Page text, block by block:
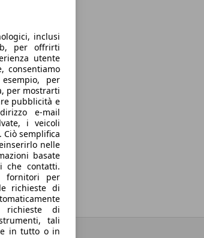
inclusi
per offrirti
utente
consentiamo
per
per mostrarti
pubblicità e
e-mail
i veicoli
semplifica
nelle
basate
che contatti.
fornitori per
richieste di
richieste di
tali
in tutto o in